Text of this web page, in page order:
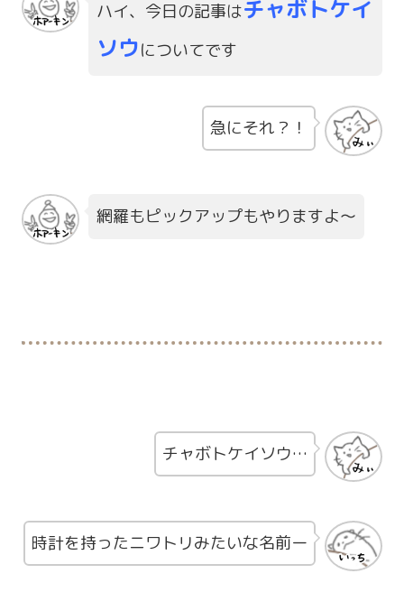
ハイ、今日の記事はチャボトケイ
ソウについてです
急にそれ？！
網羅もピックアップもやりますよ～
チャボトケイソウ…
時計を持ったニワトリみたいな名前ー